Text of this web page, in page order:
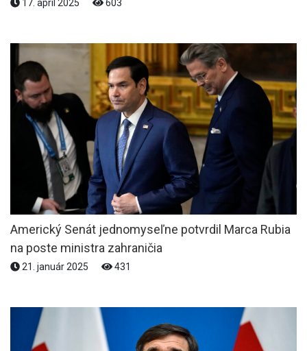
17. apríl 2025 603
Americký Senát jednomyseľne potvrdil Marca Rubia
na poste ministra zahraničia
21. január 2025 431